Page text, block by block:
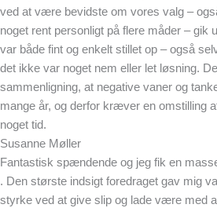
ved at være bevidste om vores valg –
noget rent personligt på flere måder – gik
var både fint og enkelt stillet op – også
det ikke var noget nem eller let løsning.
sammenligning, at negative vaner og
mange år, og derfor kræver en omstilling
noget tid.
Susanne Møller
Fantastisk spændende og jeg fik en
. Den største indsigt foredraget gav mig
styrke ved at give slip og lade være med